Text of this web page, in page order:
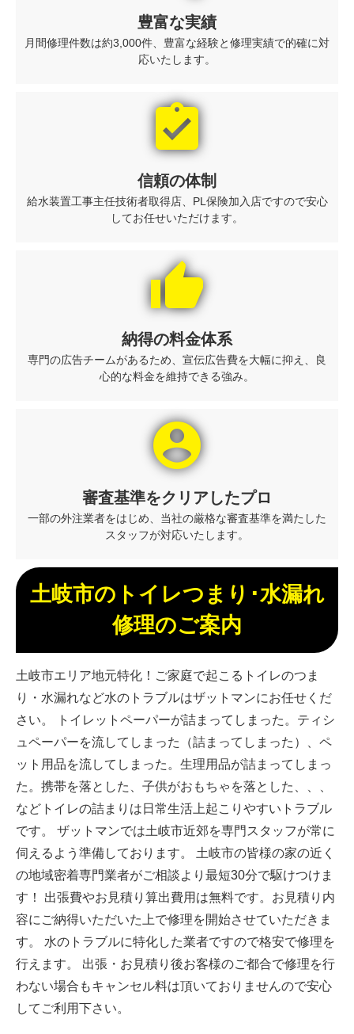
豊富な実績
月間修理件数は約3,000件、豊富な経験と修理実績で的確に対
応いたします。
assignment_turned_in
信頼の体制
給水装置工事主任技術者取得店、PL保険加入店ですので安心
してお任せいただけます。
thumb_up
納得の料金体系
専門の広告チームがあるため、宣伝広告費を大幅に抑え、良
心的な料金を維持できる強み。
account_circle
審査基準をクリアしたプロ
一部の外注業者をはじめ、当社の厳格な審査基準を満たした
スタッフが対応いたします。
土岐市のトイレつまり･水漏れ
修理のご案内
土岐市エリア地元特化！ご家庭で起こるトイレのつま
り・水漏れなど水のトラブルはザットマンにお任せくだ
さい。 トイレットペーパーが詰まってしまった。ティシ
ュペーパーを流してしまった（詰まってしまった）、ペ
ット用品を流してしまった。生理用品が詰まってしまっ
た。携帯を落とした、子供がおもちゃを落とした、、、
などトイレの詰まりは日常生活上起こりやすいトラブル
です。 ザットマンでは土岐市近郊を専門スタッフが常に
伺えるよう準備しております。 土岐市の皆様の家の近く
の地域密着専門業者がご相談より最短30分で駆けつけま
す！ 出張費やお見積り算出費用は無料です。お見積り内
容にご納得いただいた上で修理を開始させていただきま
す。 水のトラブルに特化した業者ですので格安で修理を
行えます。 出張・お見積り後お客様のご都合で修理を行
わない場合もキャンセル料は頂いておりませんので安心
してご利用下さい。